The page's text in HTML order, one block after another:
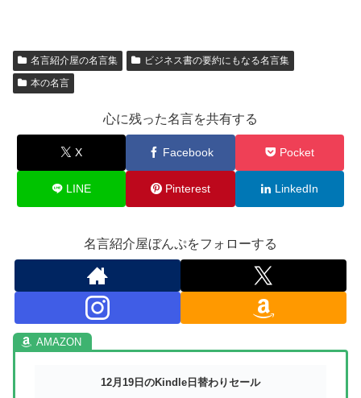
名言紹介屋の名言集
ビジネス書の要約にもなる名言集
本の名言
心に残った名言を共有する
X Facebook Pocket
LINE Pinterest LinkedIn
名言紹介屋ぼんぷをフォローする
12月19日のKindle日替わりセール